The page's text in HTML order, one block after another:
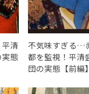
清
態
不気味すぎる…
都を監視！平清
団の実態【前編】